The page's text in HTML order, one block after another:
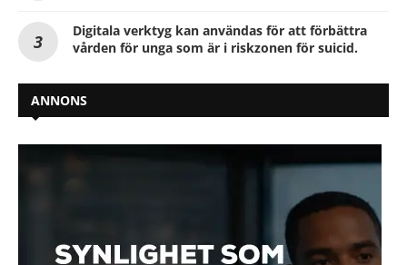
Digitala verktyg kan användas för att förbättra
vården för unga som är i riskzonen för suicid.
ANNONS